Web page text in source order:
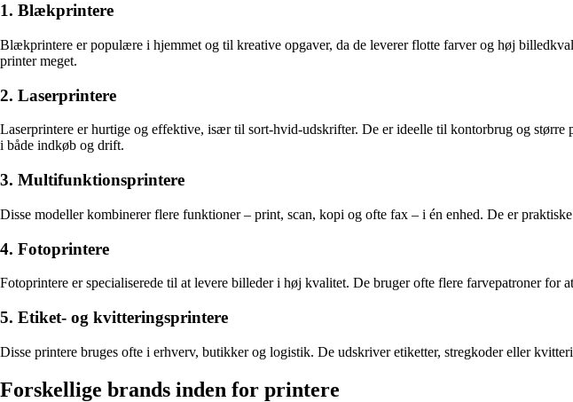
1. Blækprintere
Blækprintere er populære i hjemmet og til kreative opgaver, da de leverer flotte farver og høj
printer meget.
2. Laserprintere
Laserprintere er hurtige og effektive, især til sort-hvid-udskrifter. De er ideelle til kontorbrug og
i både indkøb og drift.
3. Multifunktionsprintere
Disse modeller kombinerer flere funktioner – print, scan, kopi og ofte fax – i én enhed. De er
4. Fotoprintere
Fotoprintere er specialiserede til at levere billeder i høj kvalitet. De bruger ofte flere farvepatroner
5. Etiket- og kvitteringsprintere
Disse printere bruges ofte i erhverv, butikker og logistik. De udskriver etiketter, stregkoder eller
Forskellige brands inden for printere